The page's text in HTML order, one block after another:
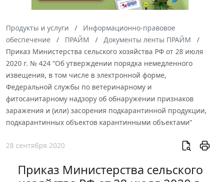
Продукты и услуги
Информационно-правовое
обеспечение
ПРАЙМ
Документы ленты ПРАЙМ
Приказ Министерства сельского хозяйства РФ от 28 июля
2020 г. № 424 “Об утверждении порядка немедленного
извещения, в том числе в электронной форме,
Федеральной службы по ветеринарному и
фитосанитарному надзору об обнаружении признаков
заражения и (или) засорения подкарантинной продукции,
подкарантинных объектов карантинными объектами”
28 сентября 2020
Приказ Министерства сельского